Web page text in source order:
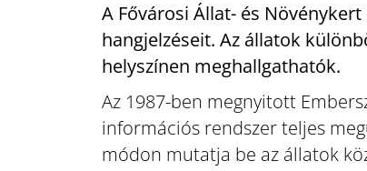
A Fővárosi Állat- és
hangjelzéseit. Az állatok
helyszínen meghallgathatók.
Az 1987-ben megnyitott
információs rendszer teljes
módon mutatja be az állatok